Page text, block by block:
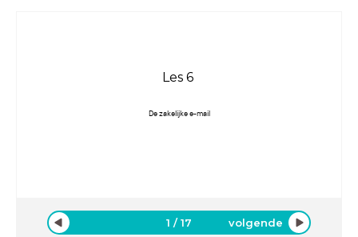
Les 6
De zakelijke e-mail
1 /17 volgende